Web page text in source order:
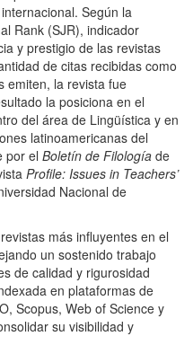
Según la
Rank (SJR), indicador
y prestigio de las revistas
de citas recibidas como
emiten, la revista fue
la posiciona en el
del área de Lingüística y en
latinoamericanas del
por el Boletín de Filología de
Profile: Issues in Teachers’
Nacional de
más influyentes en el
un sostenido trabajo
de calidad y rigurosidad
en plataformas de
Scopus, Web of Science y
su visibilidad y